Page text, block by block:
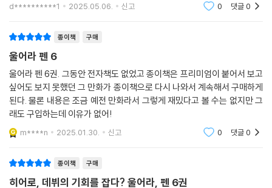
d**********1 2025.05.06. 신고 0 댓글0
종이책 구매
울어라 펜 6
울어라 펜 6권. 그동안 전자책도 없었고 종이책은 프리미엄이 붙어서 보고
싶어도 보지 못했던 그 만화가 종이책으로 다시 나와서 계속해서 구매하게
된다. 물론 내용은 조금 예전 만화라서 그렇게 재밌다고 볼 수는 없지만 그
래도 구입하는데 이유가 없어!
m****n 2025.01.30. 신고 0 댓글0
종이책 구매
히어로, 데뷔의 기회를 잡다? 울어라, 펜 6권